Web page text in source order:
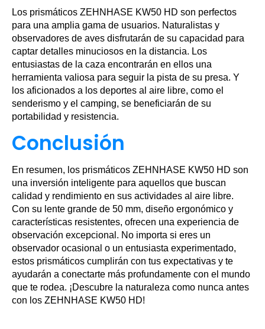
Los prismáticos ZEHNHASE KW50 HD son perfectos
para una amplia gama de usuarios. Naturalistas y
observadores de aves disfrutarán de su capacidad para
captar detalles minuciosos en la distancia. Los
entusiastas de la caza encontrarán en ellos una
herramienta valiosa para seguir la pista de su presa. Y
los aficionados a los deportes al aire libre, como el
senderismo y el camping, se beneficiarán de su
portabilidad y resistencia.
Conclusión
En resumen, los prismáticos ZEHNHASE KW50 HD son
una inversión inteligente para aquellos que buscan
calidad y rendimiento en sus actividades al aire libre.
Con su lente grande de 50 mm, diseño ergonómico y
características resistentes, ofrecen una experiencia de
observación excepcional. No importa si eres un
observador ocasional o un entusiasta experimentado,
estos prismáticos cumplirán con tus expectativas y te
ayudarán a conectarte más profundamente con el mundo
que te rodea. ¡Descubre la naturaleza como nunca antes
con los ZEHNHASE KW50 HD!